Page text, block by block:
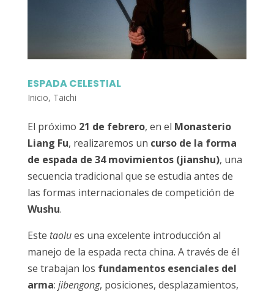
ESPADA CELESTIAL
Inicio, Taichi
El próximo 21 de febrero, en el Monasterio
Liang Fu, realizaremos un curso de la forma
de espada de 34 movimientos (jianshu), una
secuencia tradicional que se estudia antes de
las formas internacionales de competición de
Wushu.
Este taolues una excelente introducción al
manejo de la espada recta china. A través de él
se trabajan los fundamentos esenciales del
arma: jibengong, posiciones, desplazamientos,